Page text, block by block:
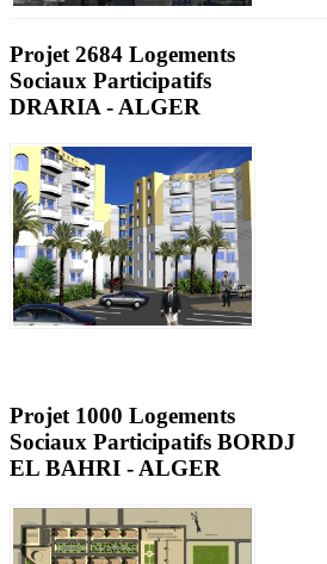
Projet 2684 Logements
Sociaux Participatifs
DRARIA - ALGER
Projet 1000 Logements
Sociaux Participatifs BORDJ
EL BAHRI - ALGER